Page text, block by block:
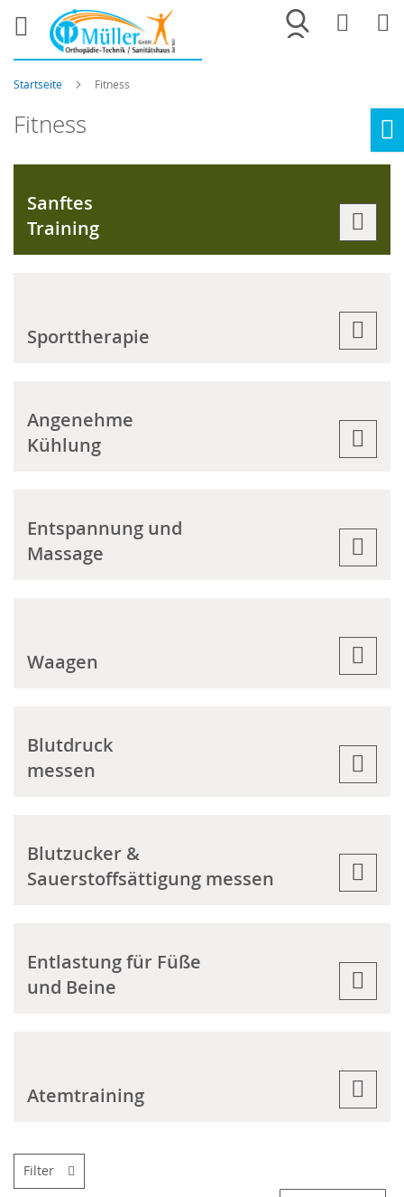
Merkliste
Startseite Fitness
Fitness
Sanftes
Training
Sporttherapie
Angenehme
Kühlung
Entspannung und
Massage
Waagen
Blutdruck
messen
Blutzucker &
Sauerstoffsättigung messen
Entlastung für Füße
und Beine
Atemtraining
Filter